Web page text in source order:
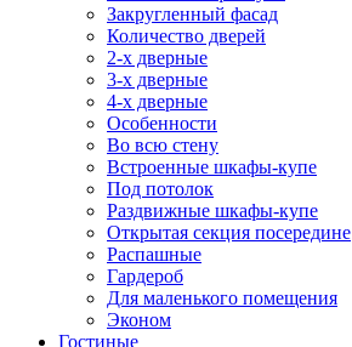
Закругленный фасад
Количество дверей
2-х дверные
3-х дверные
4-х дверные
Особенности
Во всю стену
Встроенные шкафы-купе
Под потолок
Раздвижные шкафы-купе
Открытая секция посередине
Распашные
Гардероб
Для маленького помещения
Эконом
Гостиные